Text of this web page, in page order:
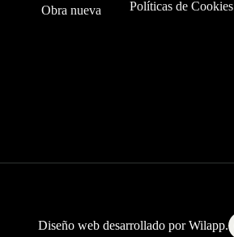
Obra nueva
Políticas de Cookies
Diseño web desarrollado porWilapp.